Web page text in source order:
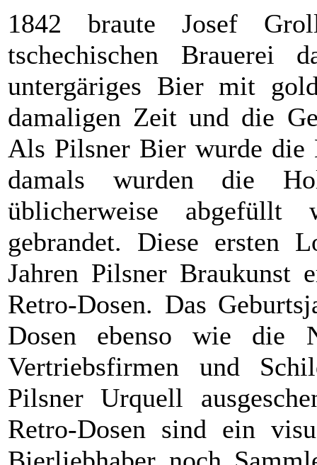
1842 braute Josef
tschechischen
untergäriges Bier mit
damaligen Zeit und die
Als Pilsner Bier wurde die
damals wurden die
üblicherweise
gebrandet. Diese ersten
Jahren Pilsner Braukunst
Retro-Dosen. Das
Dosen ebenso wie die
Vertriebsfirmen und
Pilsner Urquell
Retro-Dosen sind ein